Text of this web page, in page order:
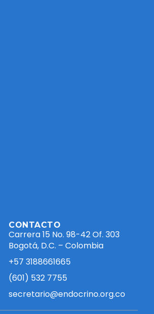
CONTACTO
Carrera 15 No. 98-42 Of. 303
Bogotá, D.C. – Colombia
+57 3188661665
(601) 532 7755
secretario@endocrino.org.co